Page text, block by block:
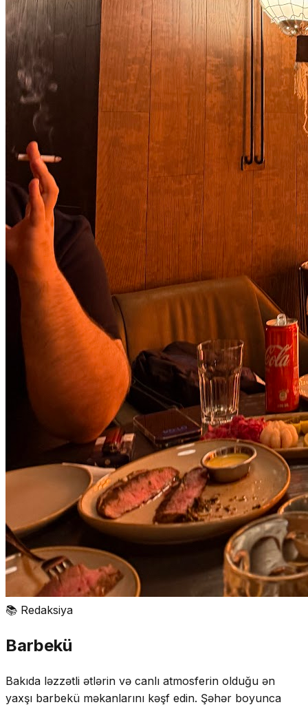
📚 Redaksiya
Barbekü
Bakıda ləzzətli ətlərin və canlı atmosferin olduğu ən
yaxşı barbekü məkanlarını kəşf edin. Şəhər boyunca